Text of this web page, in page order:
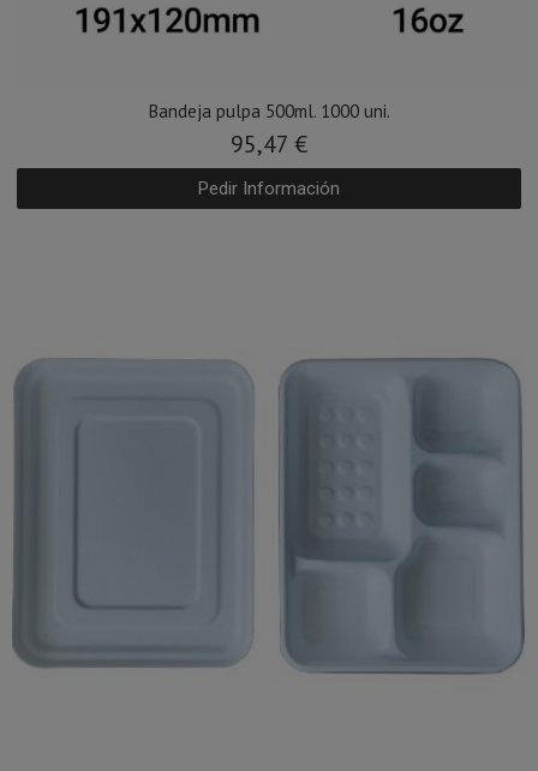
Bandeja pulpa 500ml. 1000 uni.
95,47 €
Pedir Información